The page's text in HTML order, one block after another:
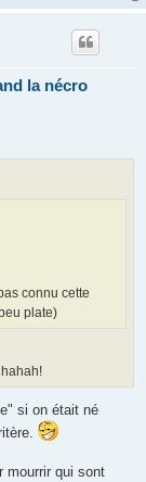
la nécro
connu cette
plate)
si on était né
mourrir qui sont